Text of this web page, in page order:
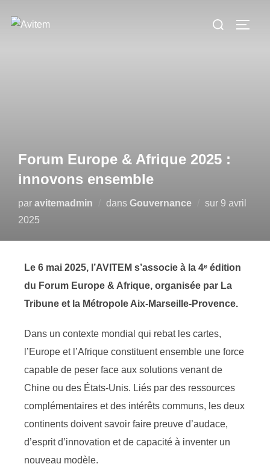
Forum Europe & Afrique 2025 :
innovons ensemble
par avitemadmin dans Gouvernance sur 9 avril
2025
Le 6 mai 2025, l’AVITEM s’associe à la 4ᵉ édition
du Forum Europe & Afrique, organisée par La
Tribune et la Métropole Aix-Marseille-Provence.
Dans un contexte mondial qui rebat les cartes,
l’Europe et l’Afrique constituent ensemble une force
capable de peser face aux solutions venant de
Chine ou des États-Unis. Liés par des ressources
complémentaires et des intérêts communs, les deux
continents doivent savoir faire preuve d’audace,
d’esprit d’innovation et de capacité à inventer un
nouveau modèle.